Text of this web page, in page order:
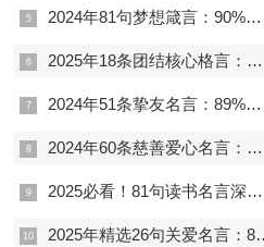
2024年81句梦想箴言：90%追梦人都在践行的前行指南
2025年18条团结核心格言：凝聚80%成功力量的经典智慧
2024年51条挚友名言：89%人认可的友谊真理
2024年60条慈善爱心名言：凝聚99%人的善意力量
2025必看！81句读书名言深度解读：47%精英都在用的成长秘籍
2025年精选26句关爱名言：85%的人因这些话读懂温暖的力量